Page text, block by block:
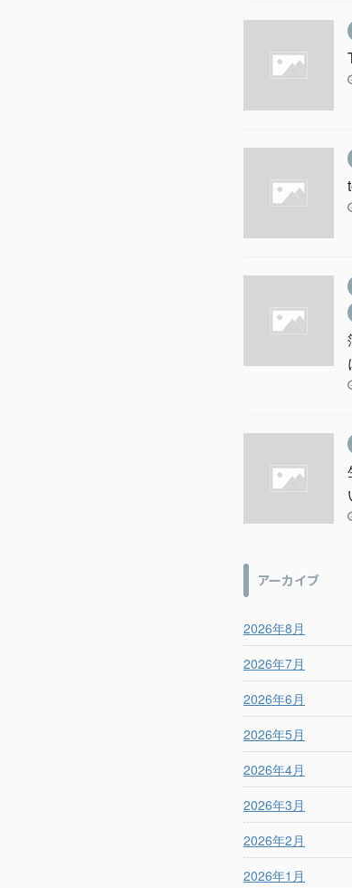
アーカイブ
2026年8月
2026年7月
2026年6月
2026年5月
2026年4月
2026年3月
2026年2月
2026年1月